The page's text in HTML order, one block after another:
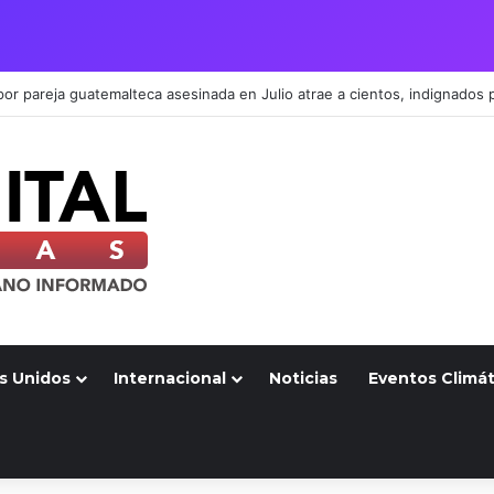
Unidos Internacional Noticias Eventos